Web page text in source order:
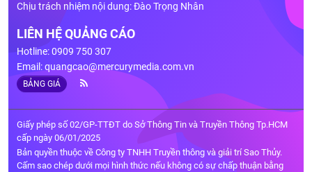
Chịu trách nhiệm nội dung: Đào Trọng Nhân
LIÊN HỆ QUẢNG CÁO
Hotline: 0909 750 307
Email:quangcao@mercurymedia.com.vn
BẢNG GIÁ
Giấy phép số 02/GP-TTĐT do Sở Thông Tin và Truyền Thông Tp.HCM
cấp ngày 06/01/2025
Bản quyền thuộc về Công ty TNHH Truyền thông và giải trí Sao Thủy.
Cấm sao chép dưới mọi hình thức nếu không có sự chấp thuận bằng